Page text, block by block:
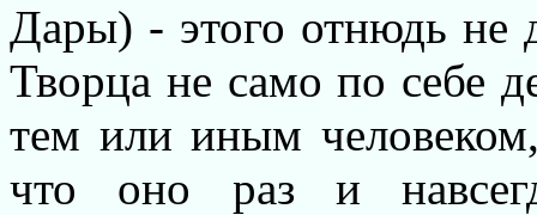
Дары) - этого отнюдь не
Творца не само по себе
тем или иным
что оно раз и